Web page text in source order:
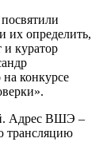
их определить,
и куратор
конкурсе
Адрес ВШЭ –
трансляцию